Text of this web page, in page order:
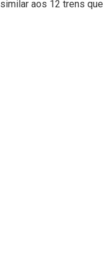
aos 12 trens que